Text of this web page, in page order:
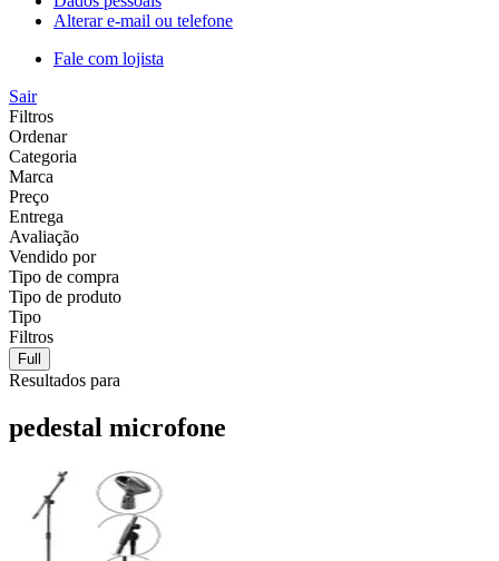
Alterar e-mail ou telefone
Fale com lojista
Sair
Filtros
Ordenar
Categoria
Marca
Preço
Entrega
Avaliação
Vendido por
Tipo de compra
Tipo de produto
Tipo
Filtros
Full
Resultados para
pedestal microfone